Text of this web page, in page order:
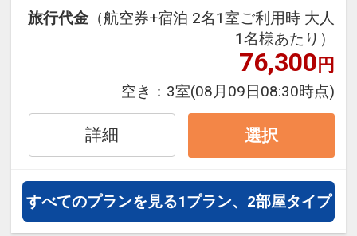
などのご当地メニューもあります。
・9階露天人口ラジウム温泉大浴場
（15:00～翌2:00・5:00～10:00）
・ロビーにてホットコーヒーサービ
ス（15:00から22:00・6:30～10:00
セルフサービス）
・駐車場無料（先着順。普通車サイ
ズまで）
旅行代金 （航空券+宿泊 2名1室ご利用時 大人
1名様あたり）
76,300円
空き： 3室(08月09日08:30時点)
詳細 選択
すべてのプランを見る1プラン、2部屋タイプ